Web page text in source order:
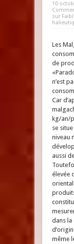
10
sur
Les
de
n’est
Car
kg/an/
se
niveau
aussi
élevée
dans la
même